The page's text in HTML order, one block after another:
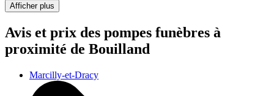
Afficher plus
Avis et prix des pompes funèbres à
proximité de Bouilland
Marcilly-et-Dracy